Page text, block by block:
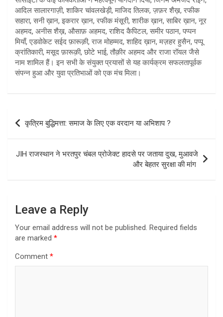
आदिल सालारगाज़ी, शाकिर चांवलखेड़ी, माजिद तिलक, ज़फ़र शैख़, रफीक
सहारा, सनी ख़ान, इकरार ख़ान, रफीक मंसूरी, शारीक ख़ान, साबिर ख़ान, नूर
अहमद, अनीस शैख़, औसाफ़ अहमद, राशिद कैपिटल, समीर पठान, पप्पन
मियाँ, एडवोकेट सईद फ़ारूक़ी, राज मोहम्मद, शाहिद ख़ान, मज़हर हुसैन, पप्पू
क्रांतिकारी, मसूद फ़ारूक़ी, छोटे भाई, तौक़ीर अहमद और राजा रॉयल जैसे
नाम शामिल हैं। इन सभी के संयुक्त प्रयासों से यह कार्यक्रम सफलतापूर्वक
संपन्न हुआ और युवा प्रतिभाओं को एक मंच मिला।
Post
navigation
कृत्रिम बुद्धिमत्ता: समाज के लिए एक वरदान या अभिशाप ?
JIH राजस्थान ने भरतपुर चंबल प्रोजेक्ट हादसे पर जताया दुख, मुआवजे
और बेहतर सुरक्षा की मांग
Leave a Reply
Your email address will not be published. Required fields
are marked *
Comment *